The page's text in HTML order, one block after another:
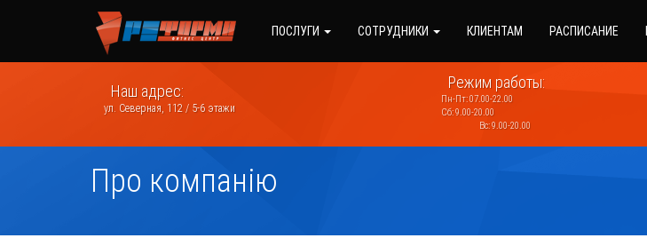
ПОСЛУГИ СОТРУДНИКИ КЛИЕНТАМ РАСПИСАНИЕ
Наш адрес:
ул. Северная, 112 / 5-6 этажи
Режим работы:
Пн-Пт: 07.00-22.00
Сб: 9.00-20.00
Вс: 9.00-20.00
Про компанію